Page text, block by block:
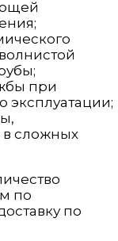
при
эксплуатации;
сложных
по
по